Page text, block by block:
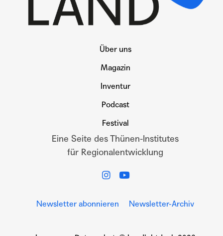
Über uns
Magazin
Inventur
Podcast
Festival
Eine Seite des Thünen-Institutes
für Regionalentwicklung
Newsletter abonnieren Newsletter-Archiv